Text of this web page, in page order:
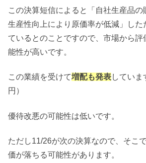
この決算短信によると「自社生産品
生産性向上により原価率が低減」した
ているとのことですので、市場から
能性が高いです。
この業績を受けて増配も発表してい
円）
優待改悪の可能性は低いです。
ただし11/26が次の決算なので、そこ
価が落ちる可能性があります。